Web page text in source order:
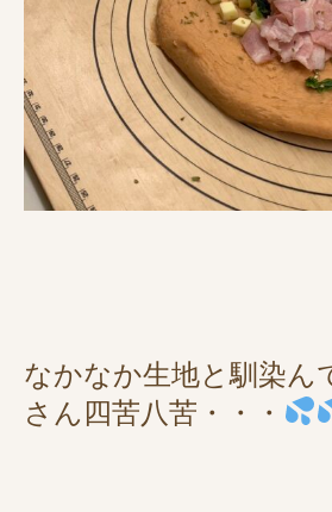
なかなか生地と馴染ん
さん四苦八苦・・・